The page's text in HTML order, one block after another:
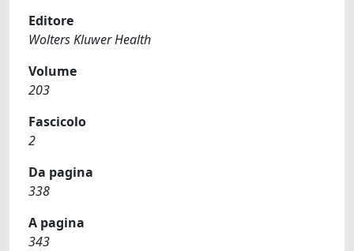
Editore
Wolters Kluwer Health
Volume
203
Fascicolo
2
Da pagina
338
A pagina
343